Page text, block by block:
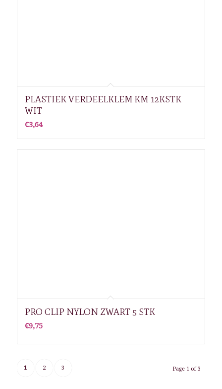
PLASTIEK VERDEELKLEM KM 12KSTK
WIT
€3,64
PRO CLIP NYLON ZWART 5 STK
€9,75
Page 1 of 3
1 2 3